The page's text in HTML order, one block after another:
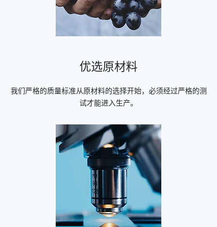
优选原材料
我们严格的质量标准从原材料的选择开始，必须经过严格的测
试才能进入生产。